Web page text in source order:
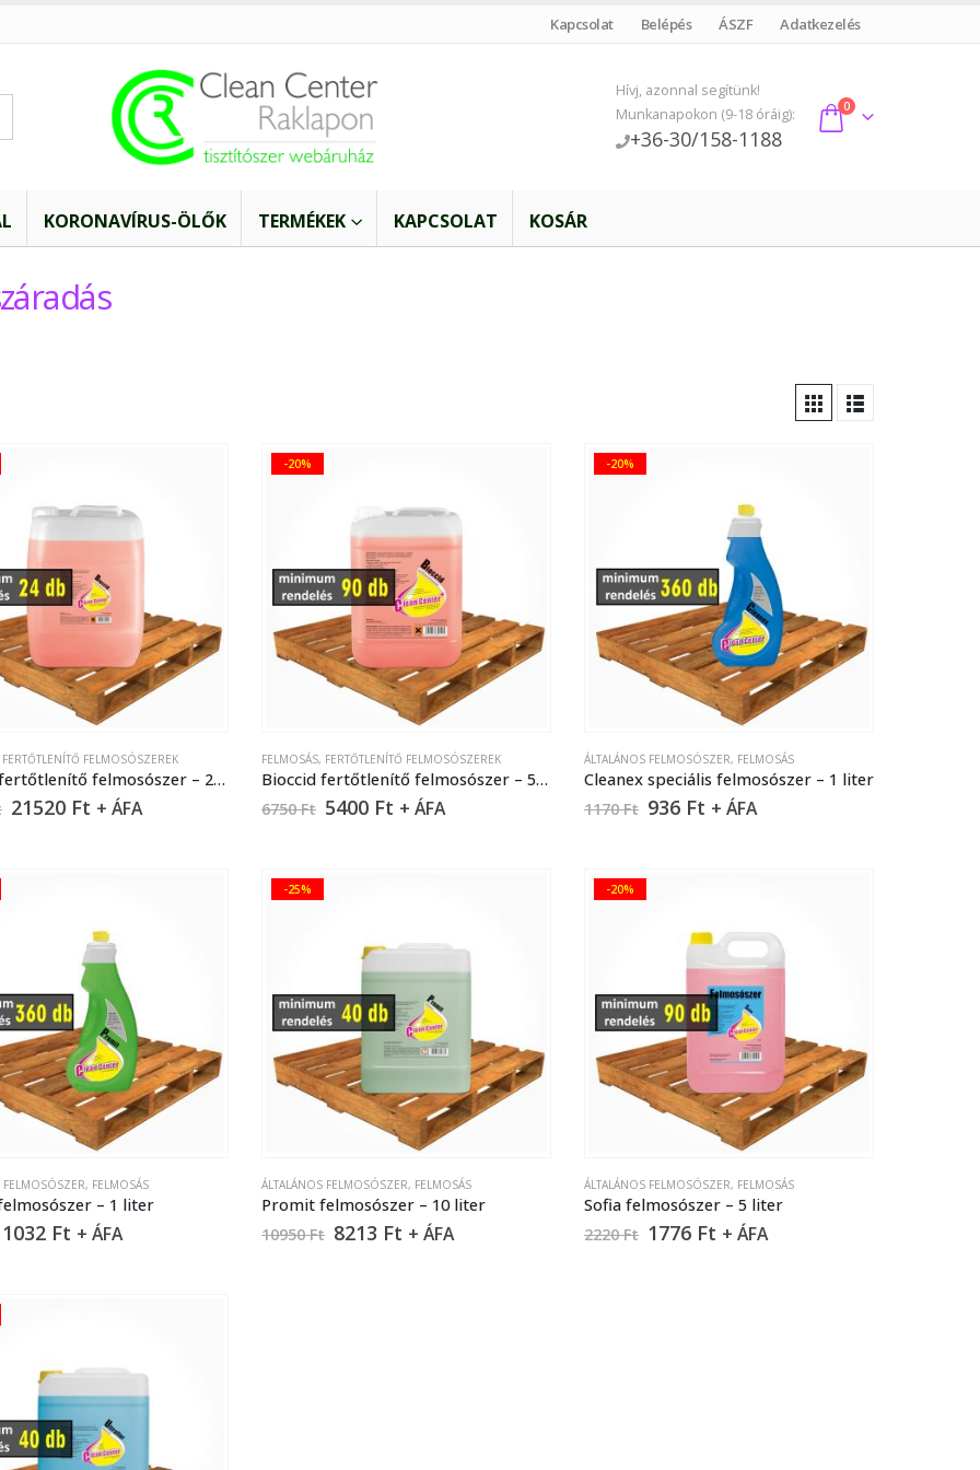
Kapcsolat Belépés ÁSZF Adatkezelés
Hívj, azonnal segítünk!
Munkanapokon (9-18 óráig):
+36-30/158-1188
0
KORONAVÍRUS-ÖLŐK TERMÉKEK KAPCSOLAT KOSÁR
FERTŐTLENÍTŐ FELMOSÓSZEREK
Bioccid fertőtlenítő felmosószer – 22 liter
21520 Ft + ÁFA
-20%
FELMOSÁS, FERTŐTLENÍTŐ FELMOSÓSZEREK
Bioccid fertőtlenítő felmosószer – 5 liter
6750Ft 5400 Ft + ÁFA
-20%
ÁLTALÁNOS FELMOSÓSZER, FELMOSÁS
Cleanex speciális felmosószer – 1 liter
1170Ft 936 Ft + ÁFA
FELMOSÓSZER, FELMOSÁS
– 1 liter
1032 Ft + ÁFA
-25%
ÁLTALÁNOS FELMOSÓSZER, FELMOSÁS
Promit felmosószer – 10 liter
10950Ft 8213 Ft + ÁFA
-20%
ÁLTALÁNOS FELMOSÓSZER, FELMOSÁS
Sofia felmosószer – 5 liter
2220Ft 1776 Ft + ÁFA